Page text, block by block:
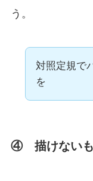
う。
対照定規で
を
④ 描けないも